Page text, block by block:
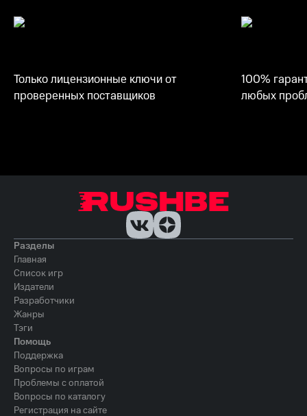
Только лицензионные ключи от
проверенных поставщиков
100%
любых
Разделы
Главная
Список игр
Издатели
Разработчики
Жанры
Тэги
Помощь
Поддержка
Вопросы по играм
Проблемы с оплатой
Вопросы по каталогу
Регистрация на сайте